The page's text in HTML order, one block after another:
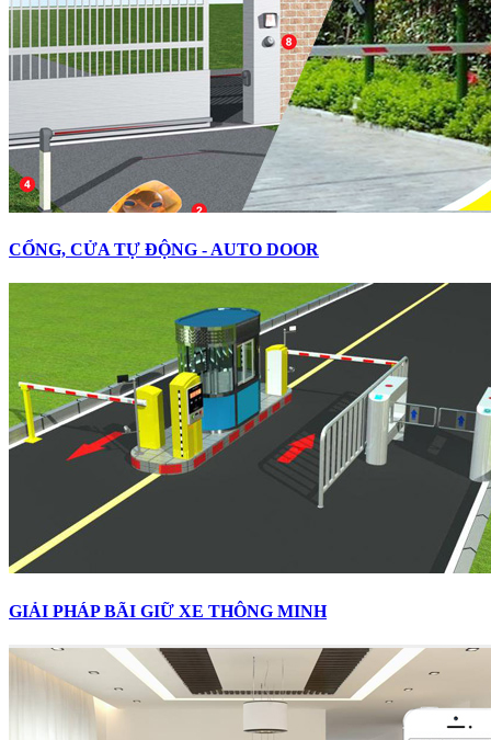
CỔNG, CỬA TỰ ĐỘNG - AUTO DOOR
GIẢI PHÁP BÃI GIỮ XE THÔNG MINH